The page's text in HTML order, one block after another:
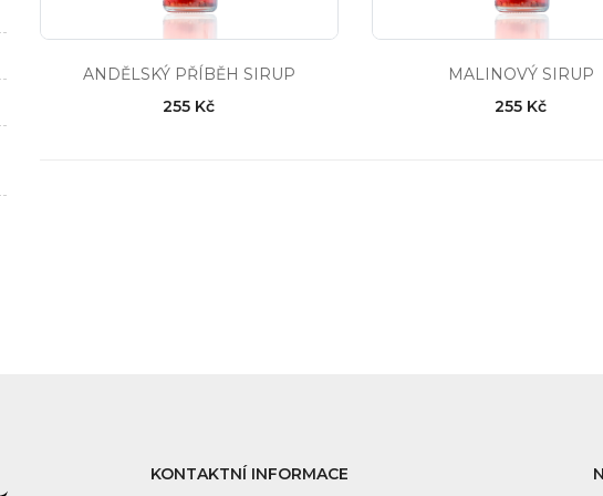
ANDĚLSKÝ PŘÍBĚH SIRUP
255 Kč
MALINOVÝ SIRUP
255 Kč
KONTAKTNÍ INFORMACE